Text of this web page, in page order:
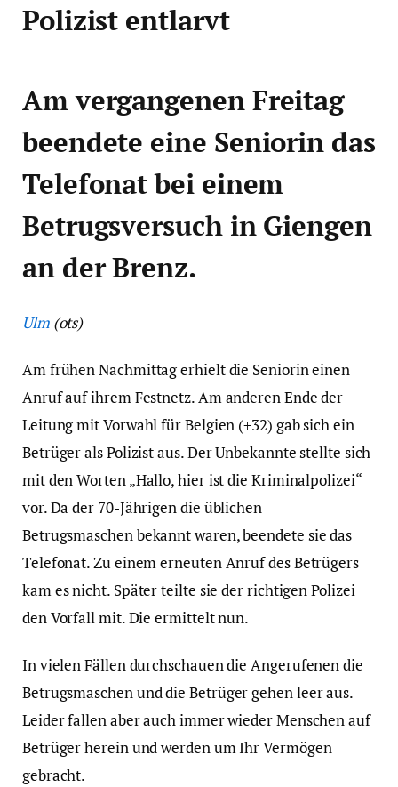
Polizist entlarvt
Am vergangenen Freitag
beendete eine Seniorin das
Telefonat bei einem
Betrugsversuch in Giengen
an der Brenz.
Ulm(ots)
Am frühen Nachmittag erhielt die Seniorin einen
Anruf auf ihrem Festnetz. Am anderen Ende der
Leitung mit Vorwahl für Belgien (+32) gab sich ein
Betrüger als Polizist aus. Der Unbekannte stellte sich
mit den Worten „Hallo, hier ist die Kriminalpolizei“
vor. Da der 70-Jährigen die üblichen
Betrugsmaschen bekannt waren, beendete sie das
Telefonat. Zu einem erneuten Anruf des Betrügers
kam es nicht. Später teilte sie der richtigen Polizei
den Vorfall mit. Die ermittelt nun.
In vielen Fällen durchschauen die Angerufenen die
Betrugsmaschen und die Betrüger gehen leer aus.
Leider fallen aber auch immer wieder Menschen auf
Betrüger herein und werden um Ihr Vermögen
gebracht.